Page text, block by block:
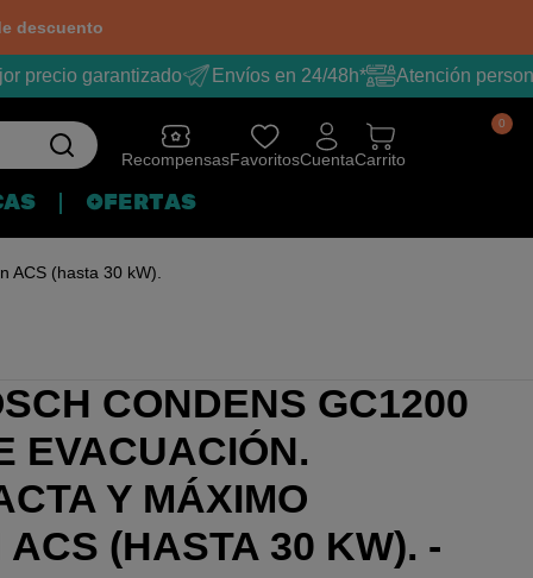
descuento
precio garantizado Envíos en 24/48h* Atención
RecompensasFavoritosCuentaCarrito
0
OFERTAS
ACS (hasta 30 kW).
CONDENS GC1200
EVACUACIÓN.
Y MÁXIMO
(HASTA 30 KW). -